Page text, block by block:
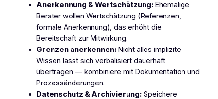
Anerkennung & Wertschätzung:Ehemalige
Berater wollen Wertschätzung (Referenzen,
formale Anerkennung), das erhöht die
Bereitschaft zur Mitwirkung.
Grenzen anerkennen:Nicht alles implizite
Wissen lässt sich verbalisiert dauerhaft
übertragen — kombiniere mit Dokumentation und
Prozessänderungen.
Datenschutz & Archivierung:Speichere